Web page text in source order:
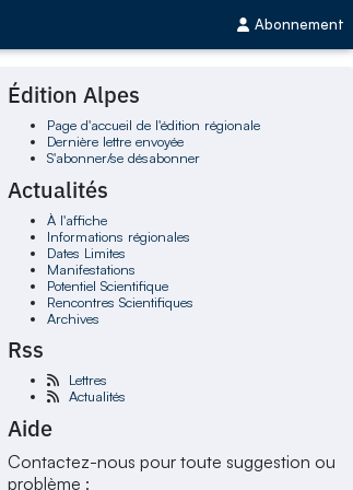
Abonnement
Édition Alpes
Page d'accueil de l'édition régionale
Dernière lettre envoyée
S'abonner/se désabonner
Actualités
À l'affiche
Informations régionales
Dates Limites
Manifestations
Potentiel Scientifique
Rencontres Scientifiques
Archives
Rss
Lettres
Actualités
Aide
Contactez-nous pour toute suggestion ou
problème :